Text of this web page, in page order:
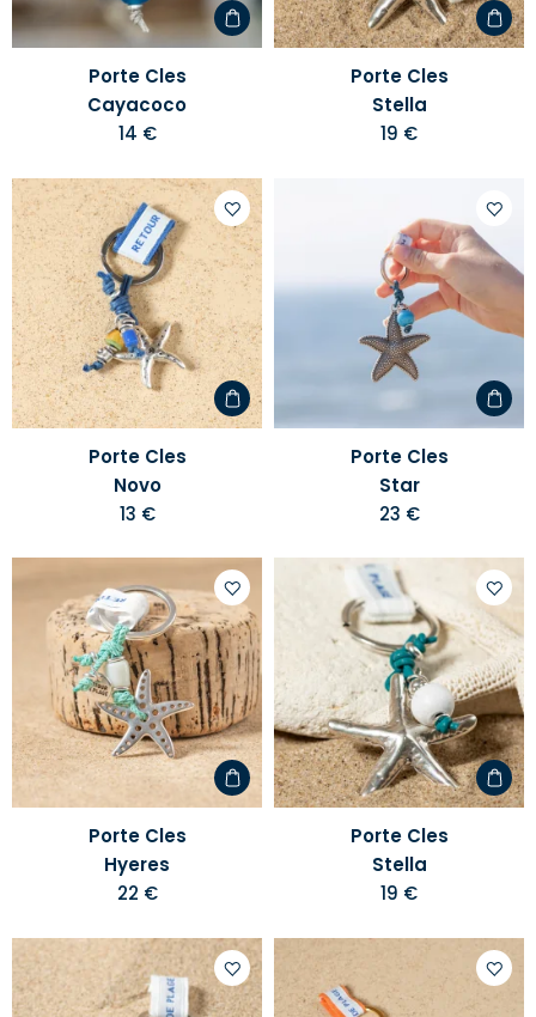
Porte Cles
Cayacoco
14 €
Porte Cles
Stella
19 €
Ajouter
à
liste
d'envies
Porte Cles
Novo
13 €
à
votre
liste
Porte Cles
Star
23 €
Ajouter
à
votre
liste
d'envies
Porte Cles
Hyeres
22 €
à
votre
liste
Porte Cles
Stella
19 €
Ajouter